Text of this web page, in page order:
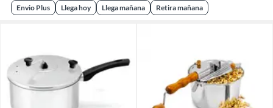
Envio Plus Llega hoy Llega mañana Retira mañana